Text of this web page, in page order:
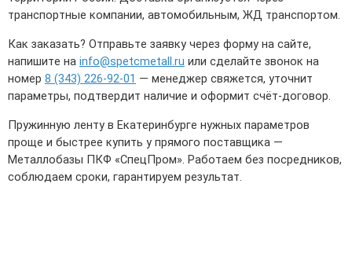
транспортные компании, автомобильным, ЖД транспортом.
Как заказать? Отправьте заявку через форму на сайте,
напишите на info@spetcmetall.ru или сделайте звонок на
номер 8 (343) 226-92-01 — менеджер свяжется, уточнит
параметры, подтвердит наличие и оформит счёт-договор.
Пружинную ленту в Екатеринбурге нужных параметров
проще и быстрее купить у прямого поставщика —
Металлобазы ПКФ «СпецПром». Работаем без посредников,
соблюдаем сроки, гарантируем результат.